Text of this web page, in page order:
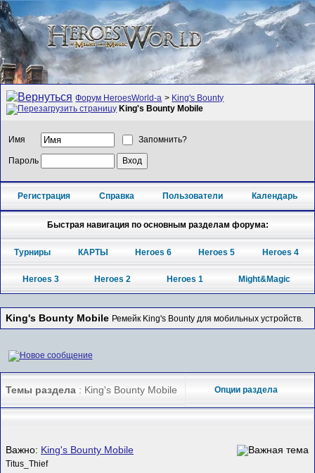
Форум HeroesWorld-а > King's Bounty
King's Bounty Mobile
Имя Запомнить?
Пароль
Регистрация Справка Пользователи Календарь
Быстрая навигация по основным разделам форума:
Турниры КАРТЫ Heroes 6 Heroes 5 Heroes 4
Heroes 3 Heroes 2 Heroes 1 Might&Magic
King's Bounty Mobile Ремейк King's Bounty для мобильных устройств.
Темы раздела : King's Bounty Mobile Опции раздела
Важно: King's Bounty Mobile
Titus_Thief